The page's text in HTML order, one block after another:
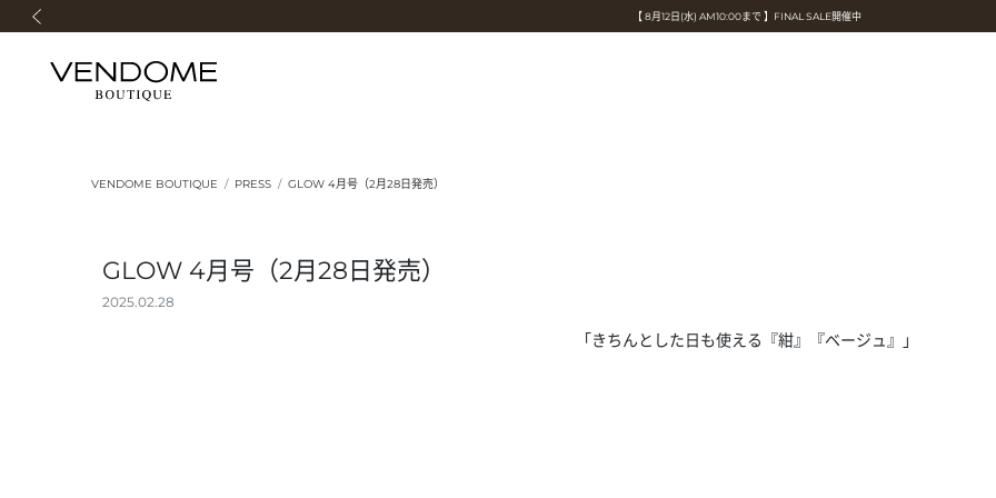
旭山動物園 "もっと夢" 基金 × ヴァンドームブティック
令和8年熊本地震の影響による荷物のお届けについて
【 8月12日(水) AM10:00まで 】FINAL SALE開催中
≪秋のムードを感じる≫ Early Fall Collection
スタイリスト細見佳代氏が提案する、サマースタイリング
≪贈り物におすすめ ≫ Gift Selection
VENDOME BOUTIQUE × MAISON N.H PARIS
旭山動物園 "もっと夢" 基金 × ヴァンドームブティック
令和8年熊本地震の影響による荷物のお届けについて
VENDOME BOUTIQUE PRESS GLOW 4月号（2月28日発売）
GLOW 4月号（2月28日発売）
2025.02.28
「きちんとした日も使える『紺』『ベージュ』」